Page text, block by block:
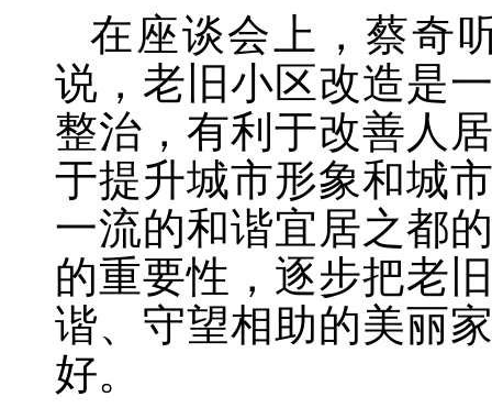
在座谈会上，蔡奇
说，老旧小区改造是
整治，有利于改善人
于提升城市形象和城
一流的和谐宜居之都
的重要性，逐步把老
谐、守望相助的美丽
好。